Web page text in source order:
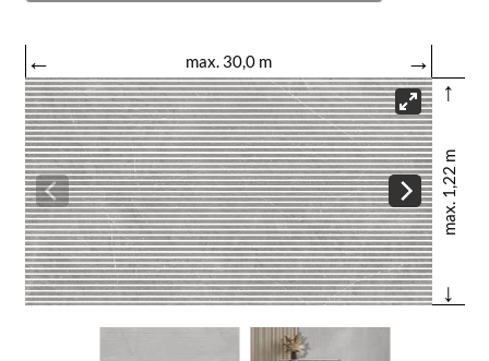
← max. 30,0 m
→
↑
max. 1,22 m
↓